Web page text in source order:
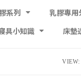
系列
乳膠專用
具小知識 床墊
VIEW: